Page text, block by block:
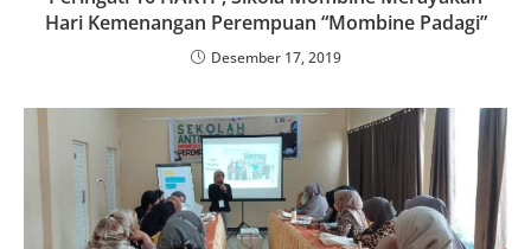
Hari Kemenangan Perempuan “Mombine Padagi”
Desember 17, 2019